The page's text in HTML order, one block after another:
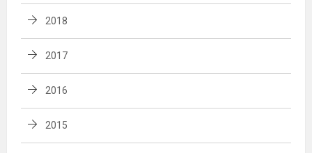
2018
2017
2016
2015